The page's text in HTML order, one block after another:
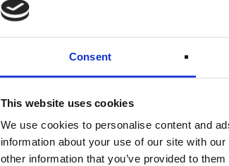
Consent
This website uses cookies
We use cookies to personalise content and
information about your use of our site with
other information that you’ve provided to
information at bekæmpe angst. Læs de
temperaturer. Vores angst bliver fodret
Selvom turbulens er en helt normal del af
luftstrømme eller skyer – kan ideen om at
Turbcast (app på iTunes) blev designet af